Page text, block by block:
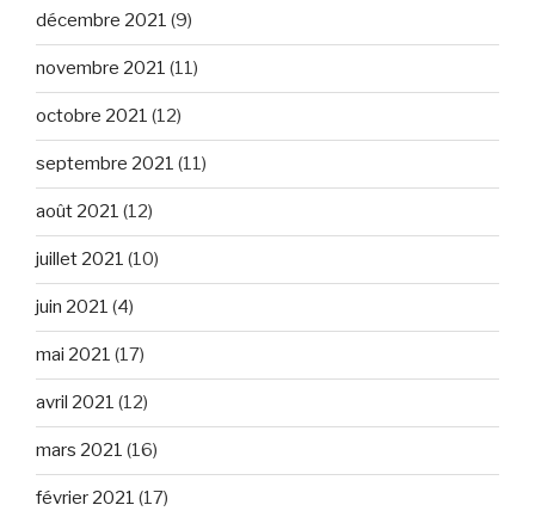
décembre 2021 (9)
novembre 2021 (11)
octobre 2021 (12)
septembre 2021 (11)
août 2021 (12)
juillet 2021 (10)
juin 2021 (4)
mai 2021 (17)
avril 2021 (12)
mars 2021 (16)
février 2021 (17)